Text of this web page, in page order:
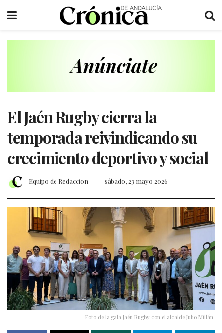
El Jaén Rugby cierra la
temporada reivindicando su
crecimiento deportivo y social
Equipo de Redaccion sábado, 23 mayo 2026
Foto de la gala Jaén Rugby con el alcalde Julio Millán.